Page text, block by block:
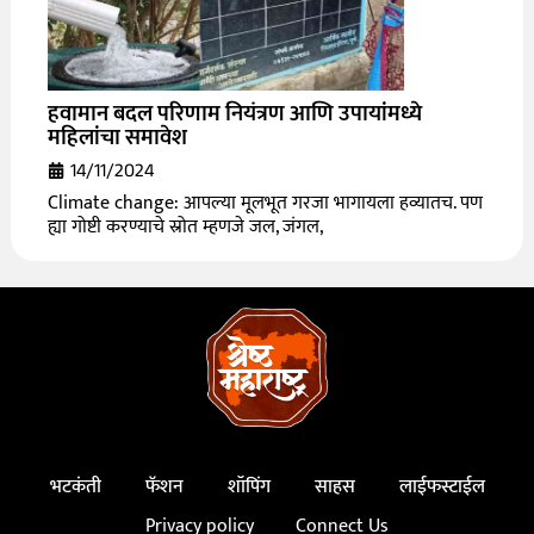
हवामान बदल परिणाम नियंत्रण आणि उपायांमध्ये
महिलांचा समावेश
14/11/2024
Climate change: आपल्या मूलभूत गरजा भागायला हव्यातच. पण
ह्या गोष्टी करण्याचे स्रोत म्हणजे जल, जंगल,
भटकंती फॅशन शॉपिंग साहस
लाईफस्टाईल
Privacy policy
Connect Us